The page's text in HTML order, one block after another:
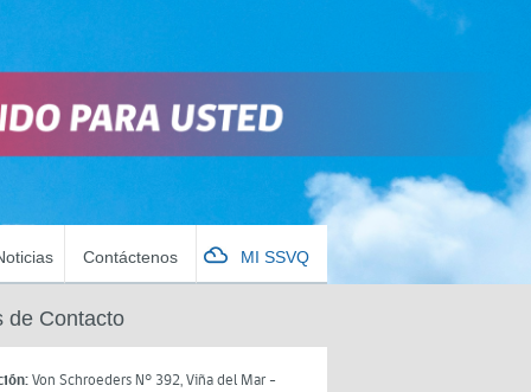
Contáctenos MI SSVQ
de Contacto
Von Schroeders N° 392, Viña del Mar -